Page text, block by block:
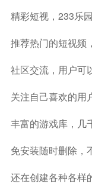
精彩短视，233乐
推荐热门的短视频
社区交流，用户可
关注自己喜欢的用
丰富的游戏库，几
免安装随时删除，
还在创建各种各样